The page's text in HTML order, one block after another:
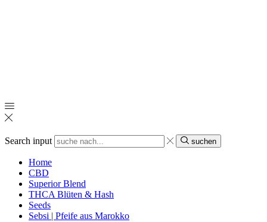
Search input suchen
Home
CBD
Superior Blend
THCA Blüten & Hash
Seeds
Sebsi | Pfeife aus Marokko